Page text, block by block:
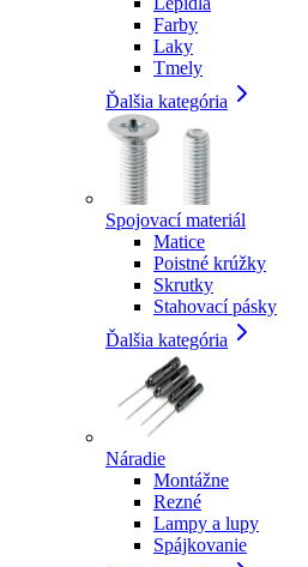
Farby
Laky
Tmely
Ďalšia kategória
Spojovací materiál
Matice
Poistné krúžky
Skrutky
Stahovací pásky
Ďalšia kategória
Náradie
Montážne
Rezné
Lampy a lupy
Spájkovanie